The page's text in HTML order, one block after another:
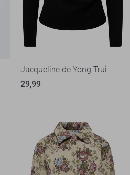
Jacqueline de Yong Trui
29,99